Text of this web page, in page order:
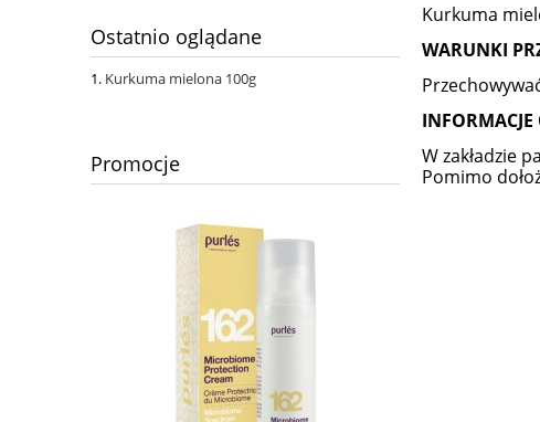
Ostatnio oglądane
Kurkuma mielona 100g
Promocje
Kurkuma
WARUNKI
W zakładzie
Pomimo